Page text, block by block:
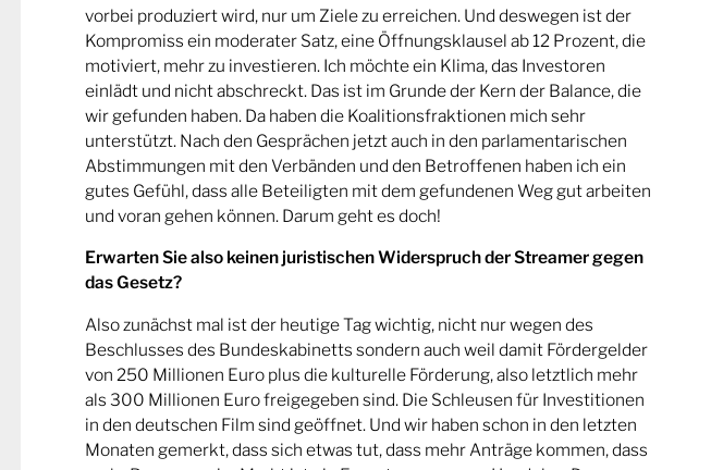
vorbei produziert wird, nur um Ziele zu erreichen. Und deswegen ist der
Kompromiss ein moderater Satz, eine Öffnungsklausel ab 12 Prozent, die
motiviert, mehr zu investieren. Ich möchte ein Klima, das Investoren
einlädt und nicht abschreckt. Das ist im Grunde der Kern der Balance, die
wir gefunden haben. Da haben die Koalitionsfraktionen mich sehr
unterstützt. Nach den Gesprächen jetzt auch in den parlamentarischen
Abstimmungen mit den Verbänden und den Betroffenen haben ich ein
gutes Gefühl, dass alle Beteiligten mit dem gefundenen Weg gut arbeiten
und voran gehen können. Darum geht es doch!
Erwarten Sie also keinen juristischen Widerspruch der Streamer gegen
das Gesetz?
Also zunächst mal ist der heutige Tag wichtig, nicht nur wegen des
Beschlusses des Bundeskabinetts sondern auch weil damit Fördergelder
von 250 Millionen Euro plus die kulturelle Förderung, also letztlich mehr
als 300 Millionen Euro freigegeben sind. Die Schleusen für Investitionen
in den deutschen Film sind geöffnet. Und wir haben schon in den letzten
Monaten gemerkt, dass sich etwas tut, dass mehr Anträge kommen, dass